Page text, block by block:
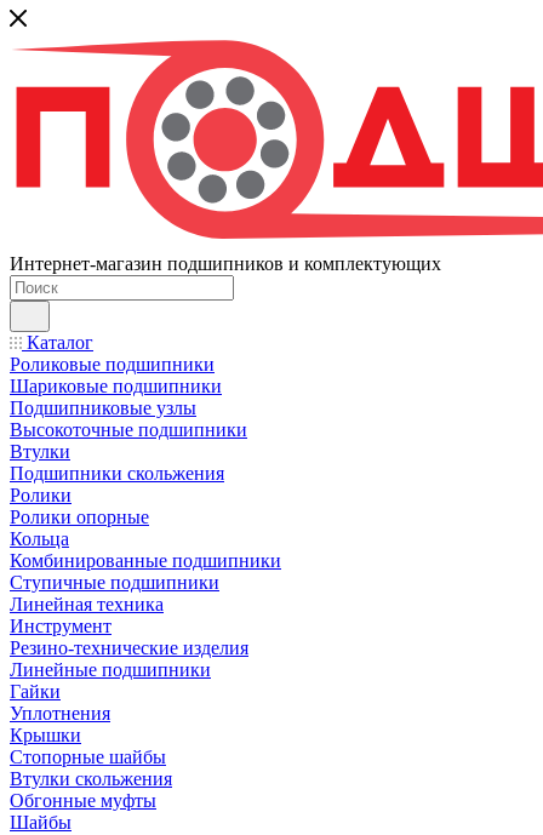
Интернет-магазин подшипников и комплектующих
Каталог
Роликовые подшипники
Шариковые подшипники
Подшипниковые узлы
Высокоточные подшипники
Втулки
Подшипники скольжения
Ролики
Ролики опорные
Кольца
Комбинированные подшипники
Ступичные подшипники
Линейная техника
Инструмент
Резино-технические изделия
Линейные подшипники
Гайки
Уплотнения
Крышки
Стопорные шайбы
Втулки скольжения
Обгонные муфты
Шайбы